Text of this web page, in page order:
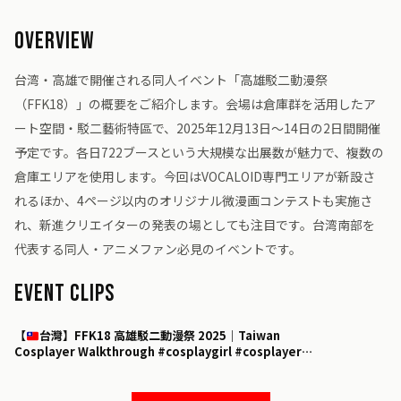
Overview
台湾・高雄で開催される同人イベント「高雄駁二動漫祭
（FFK18）」の概要をご紹介します。会場は倉庫群を活用したア
ート空間・駁二藝術特區で、2025年12月13日～14日の2日間開催
予定です。各日722ブースという大規模な出展数が魅力で、複数の
倉庫エリアを使用します。今回はVOCALOID専門エリアが新設さ
れるほか、4ページ以内のオリジナル微漫画コンテストも実施さ
れ、新進クリエイターの発表の場としても注目です。台湾南部を
代表する同人・アニメファン必見のイベントです。
Event Clips
▶
【
台灣】FFK18 高雄駁二動漫祭 2025｜Taiwan
Cosplayer Walkthrough #cosplaygirl #cosplayer